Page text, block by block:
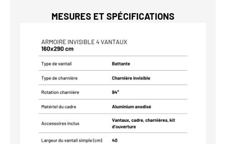
MESURES ET SPÉCIFICATIONS